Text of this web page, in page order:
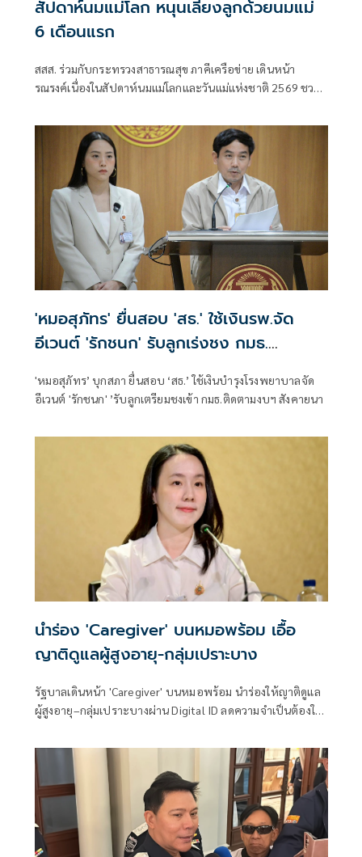
สัปดาห์นมแม่โลก หนุนเลี้ยงลูกด้วยนมแม่
6 เดือนแรก
สสส. ร่วมกับกระทรวงสาธารณสุข ภาคีเครือข่าย เดินหน้า
รณรงค์เนื่องในสัปดาห์นมแม่โลกและวันแม่แห่งชาติ 2569 ชวน
แรกเพื่อสร้างรากฐานเด็กไทย
'หมอสุภัทร' ยื่นสอบ 'สธ.' ใช้เงินรพ.จัด
อีเวนต์ 'รักชนก' รับลูกเร่งชง กมธ.
'หมอสุภัทร’ บุกสภา ยื่นสอบ ‘สธ.’ ใช้เงินบำรุงโรงพยาบาลจัด
อีเวนต์ 'รักชนก' ’รับลูกเตรียมชงเข้า กมธ.ติดตามงบฯ สังคายนา
นำร่อง 'Caregiver' บนหมอพร้อม เอื้อ
ญาติดูแลผู้สูงอายุ-กลุ่มเปราะบาง
รัฐบาลเดินหน้า 'Caregiver' บนหมอพร้อม นำร่องให้ญาติดูแล
ผู้สูงอายุ–กลุ่มเปราะบางผ่าน Digital ID ลดความจำเป็นต้องใช้